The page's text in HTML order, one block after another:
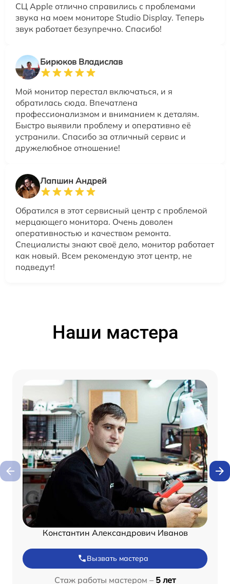
СЦ Apple отлично справились с проблемами
звука на моем мониторе Studio Display. Теперь
звук работает безупречно. Спасибо!
Бирюков Владислав
Мой монитор перестал включаться, и я
обратилась сюда. Впечатлена
профессионализмом и вниманием к деталям.
Быстро выявили проблему и оперативно её
устранили. Спасибо за отличный сервис и
дружелюбное отношение!
Лапшин Андрей
Обратился в этот сервисный центр с проблемой
мерцающего монитора. Очень доволен
оперативностью и качеством ремонта.
Специалисты знают своё дело, монитор работает
как новый. Всем рекомендую этот центр, не
подведут!
Наши мастера
Константин Александрович Иванов
Вызвать мастера
Стаж работы мастером – 5 лет